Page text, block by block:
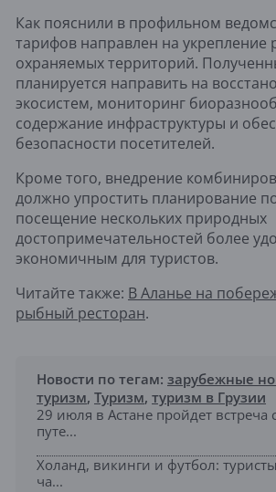
Как пояснили в профильном
тарифов направлен на укрепление
охраняемых территорий.
планируется направить на
экосистем, мониторинг
содержание инфраструктуры и
безопасности посетителей.
Кроме того, внедрение
должно упростить планирование
посещение нескольких природных
достопримечательностей более
экономичным для туристов.
Читайте также: В Аланье на
рыбный ресторан.
Новости по тегам: зарубежные
туризм, Туризм, туризм в Грузии
29 июля в Астане пройдет встреча
путе...
Холанд, викинги и футбол:
ча...